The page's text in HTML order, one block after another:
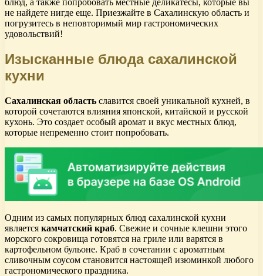
блюд, а также попробовать местные деликатесы, которые вы
не найдете нигде еще. Приезжайте в Сахалинскую область и
погрузитесь в неповторимый мир гастрономических
удовольствий!
Изысканные блюда сахалинской
кухни
Сахалинская область славится своей уникальной кухней, в
которой сочетаются влияния японской, китайской и русской
кухонь. Это создает особый аромат и вкус местных блюд,
которые непременно стоит попробовать.
Одним из самых популярных блюд сахалинской кухни
является камчатский краб. Свежие и сочные клешни этого
морского сокровища готовятся на гриле или варятся в
картофельном бульоне. Краб в сочетании с ароматным
сливочным соусом становится настоящей изюминкой любого
гастрономического праздника.